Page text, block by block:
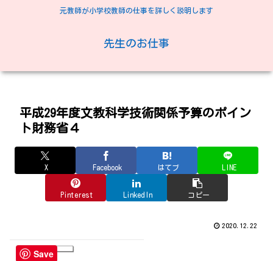
元教師が小学校教師の仕事を詳しく説明します
先生のお仕事
平成29年度文教科学技術関係予算のポイン
ト財務省４
X Facebook はてブ LINE
Pinterest LinkedIn コピー
2020.12.22
Save